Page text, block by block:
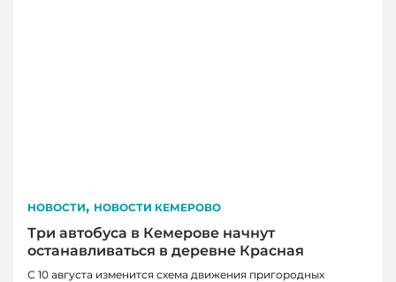
НОВОСТИ, НОВОСТИ КЕМЕРОВО
Три автобуса в Кемерове начнут
останавливаться в деревне Красная
С 10 августа изменится схема движения пригородных